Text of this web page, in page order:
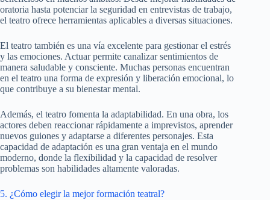
oratoria hasta potenciar la seguridad en entrevistas de trabajo,
el teatro ofrece herramientas aplicables a diversas situaciones.
El teatro también es una vía excelente para gestionar el estrés
y las emociones. Actuar permite canalizar sentimientos de
manera saludable y consciente. Muchas personas encuentran
en el teatro una forma de expresión y liberación emocional, lo
que contribuye a su bienestar mental.
Además, el teatro fomenta la adaptabilidad. En una obra, los
actores deben reaccionar rápidamente a imprevistos, aprender
nuevos guiones y adaptarse a diferentes personajes. Esta
capacidad de adaptación es una gran ventaja en el mundo
moderno, donde la flexibilidad y la capacidad de resolver
problemas son habilidades altamente valoradas.
5. ¿Cómo elegir la mejor formación teatral?